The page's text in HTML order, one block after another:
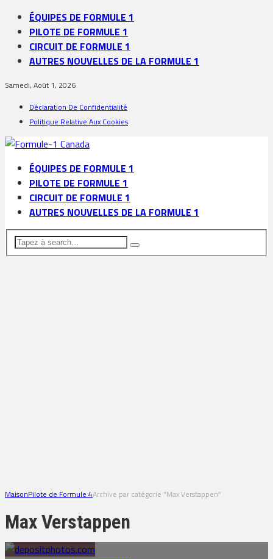
ÉQUIPES DE FORMULE 1
PILOTE DE FORMULE 1
CIRCUIT DE FORMULE 1
AUTRES NOUVELLES DE LA FORMULE 1
Samedi, Août 1, 2026
Déclaration De Confidentialité
Politique Relative Aux Cookies
ÉQUIPES DE FORMULE 1
PILOTE DE FORMULE 1
CIRCUIT DE FORMULE 1
AUTRES NOUVELLES DE LA FORMULE 1
MaisonPilote de Formule 4Archive par catégorie "Max Verstappen"
Max Verstappen